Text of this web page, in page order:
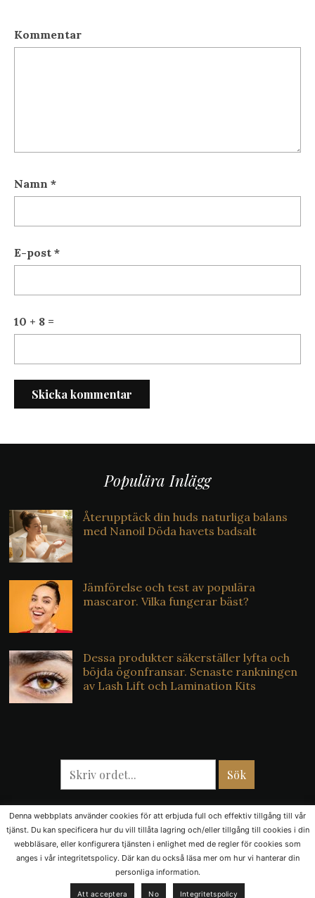
Kommentar
Namn *
E-post *
10 + 8 =
Populära Inlägg
Återupptäck din huds naturliga balans
med Nanoil Döda havets badsalt
Jämförelse och test av populära
mascaror. Vilka fungerar bäst?
Dessa produkter säkerställer lyfta och
böjda ögonfransar. Senaste rankningen
av Lash Lift och Lamination Kits
© 2026 "Din stil" All Rights Reserved
Copyright © 2026 — Din stil.
Denna webbplats använder cookies för att erbjuda full och effektiv tillgång till vår
tjänst. Du kan specificera hur du vill tillåta lagring och/eller tillgång till cookies i din
webbläsare, eller konfigurera tjänsten i enlighet med de regler för cookies som
anges i vår integritetspolicy. Där kan du också läsa mer om hur vi hanterar din
personliga information.
Att acceptera No Integritetspolicy